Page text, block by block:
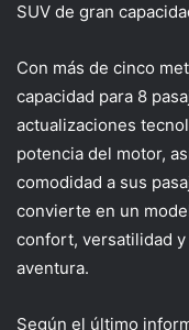
SUV de gran
Con más de cinco
capacidad para 8
actualizaciones
potencia del motor,
comodidad a sus
convierte en un
confort, versatilidad
aventura.
Según el último